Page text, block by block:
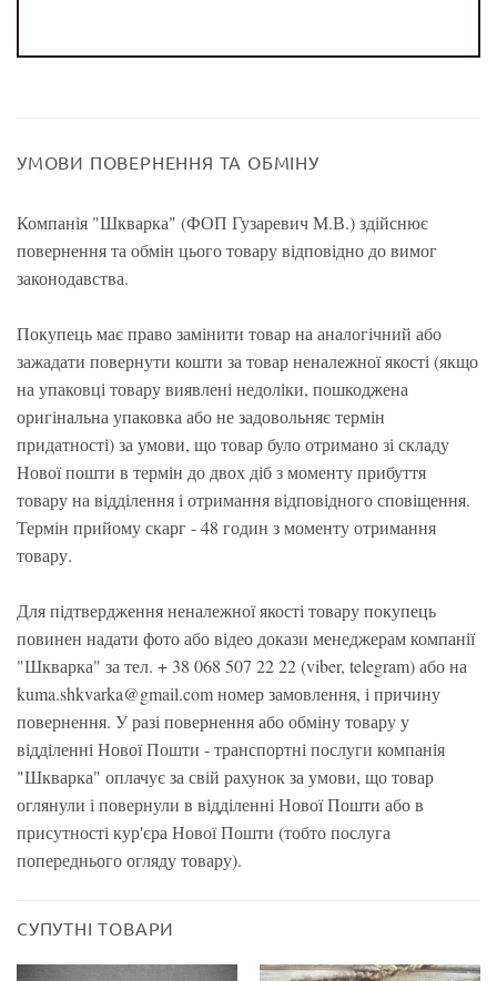
УМОВИ ПОВЕРНЕННЯ ТА ОБМІНУ
Компанія "Шкварка" (ФОП Гузаревич М.В.) здійснює
повернення та обмін цього товару відповідно до вимог
законодавства.
Покупець має право замінити товар на аналогічний або
зажадати повернути кошти за товар неналежної якості (якщо
на упаковці товару виявлені недоліки, пошкоджена
оригінальна упаковка або не задовольняє термін
придатності) за умови, що товар було отримано зі складу
Нової пошти в термін до двох діб з моменту прибуття
товару на відділення і отримання відповідного сповіщення.
Термін прийому скарг - 48 годин з моменту отримання
товару.
Для підтвердження неналежної якості товару покупець
повинен надати фото або відео докази менеджерам компанії
"Шкварка" за тел. + 38 068 507 22 22 (viber, telegram) або на
kuma.shkvarka@gmail.com номер замовлення, і причину
повернення. У разі повернення або обміну товару у
відділенні Нової Пошти - транспортні послуги компанія
"Шкварка" оплачує за свій рахунок за умови, що товар
оглянули і повернули в відділенні Нової Пошти або в
присутності кур'єра Нової Пошти (тобто послуга
попереднього огляду товару).
СУПУТНІ ТОВАРИ